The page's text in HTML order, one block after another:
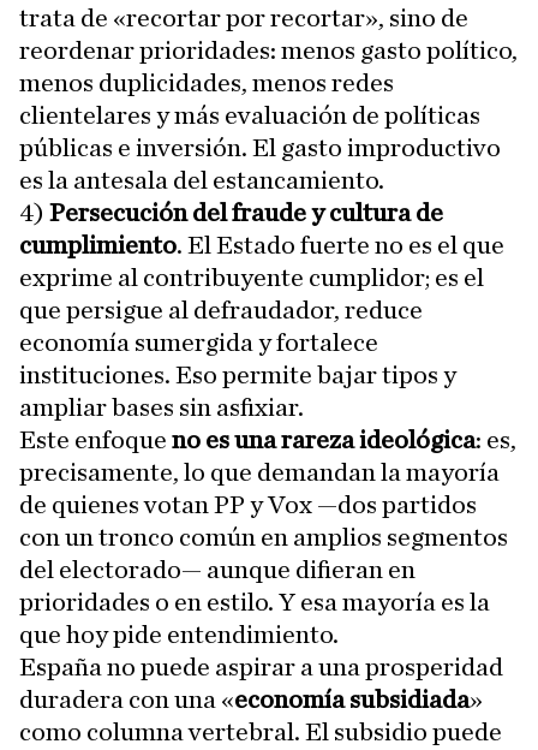
trata de «recortar por recortar», sino de
reordenar prioridades: menos gasto político,
menos duplicidades, menos redes
clientelares y más evaluación de políticas
públicas e inversión. El gasto improductivo
es la antesala del estancamiento.
4) Persecución del fraude y cultura de
cumplimiento. El Estado fuerte no es el que
exprime al contribuyente cumplidor; es el
que persigue al defraudador, reduce
economía sumergida y fortalece
instituciones. Eso permite bajar tipos y
ampliar bases sin asfixiar.
Este enfoque no es una rareza ideológica: es,
precisamente, lo que demandan la mayoría
de quienes votan PP y Vox —dos partidos
con un tronco común en amplios segmentos
del electorado— aunque difieran en
prioridades o en estilo. Y esa mayoría es la
que hoy pide entendimiento.
España no puede aspirar a una prosperidad
duradera con una «economía subsidiada»
como columna vertebral. El subsidio puede